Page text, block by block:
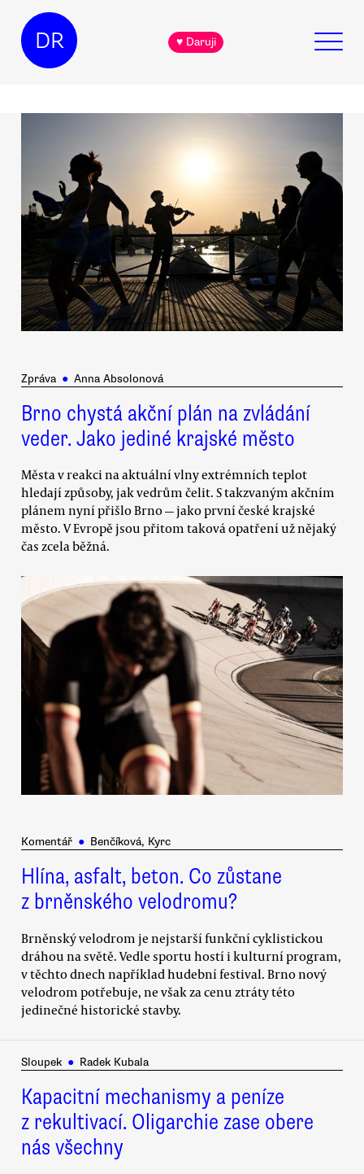
DR ♥ Daruji
Zpráva ● Anna Absolonová
Brno chystá akční plán na zvládání
veder. Jako jediné krajské město
Města v reakci na aktuální vlny extrémních teplot
hledají způsoby, jak vedrům čelit. S takzvaným akčním
plánem nyní přišlo Brno — jako první české krajské
město. V Evropě jsou přitom taková opatření už nějaký
čas zcela běžná.
Komentář ● Benčíková, Kyrc
Hlína, asfalt, beton. Co zůstane
z brněnského velodromu?
Brněnský velodrom je nejstarší funkční cyklistickou
dráhou na světě. Vedle sportu hostí i kulturní program,
v těchto dnech například hudební festival. Brno nový
velodrom potřebuje, ne však za cenu ztráty této
jedinečné historické stavby.
Sloupek ● Radek Kubala
Kapacitní mechanismy a peníze
z rekultivací. Oligarchie zase obere
nás všechny